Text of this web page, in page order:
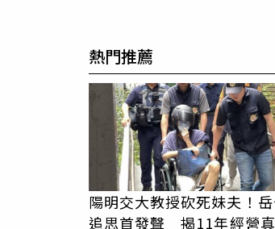
熱門推薦
陽明交大教授砍死妹夫！
追思首發聲 揭11年經營